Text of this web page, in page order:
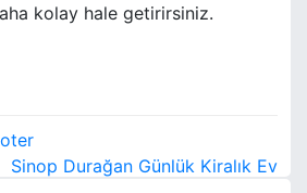
kolay hale getirirsiniz.
Sinop Durağan Günlük Kiralık Ev